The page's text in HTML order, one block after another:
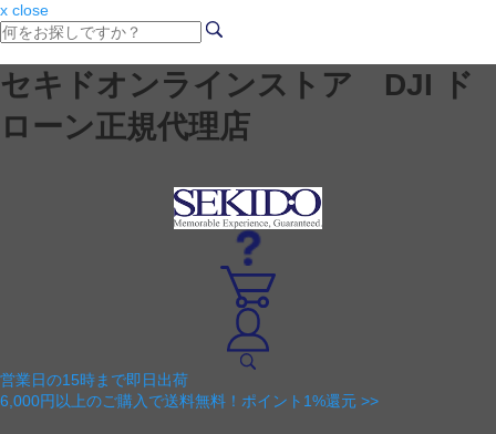
x close
セキドオンラインストア DJI ド
ローン正規代理店
営業日の15時まで即日出荷
6,000円以上のご購入で送料無料！ポイント1%還元 >>